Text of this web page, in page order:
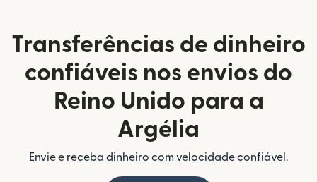
Transferências de dinheiro
confiáveis nos envios do
Reino Unido para a
Argélia
Envie e receba dinheiro com velocidade confiável.